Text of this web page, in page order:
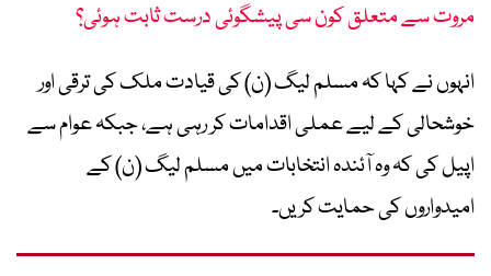
مروت سے متعلق کون سی پیشگوئی درست ثابت ہوئی؟
انہوں نے کہا کہ مسلم لیگ (ن) کی قیادت ملک کی ترقی اور
خوشحالی کے لیے عملی اقدامات کر رہی ہے، جبکہ عوام سے
اپیل کی کہ وہ آئندہ انتخابات میں مسلم لیگ (ن) کے
امیدواروں کی حمایت کریں۔